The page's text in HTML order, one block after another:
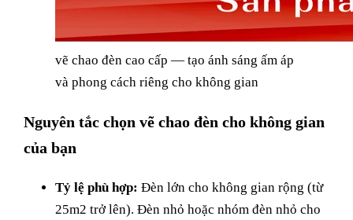
vẽ chao đèn cao cấp — tạo ánh sáng ấm áp
và phong cách riêng cho không gian
Nguyên tắc chọn vẽ chao đèn cho không gian
của bạn
Tỷ lệ phù hợp: Đèn lớn cho không gian rộng (từ
25m2 trở lên). Đèn nhỏ hoặc nhóm đèn nhỏ cho